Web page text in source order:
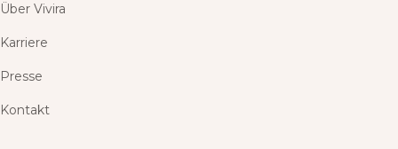
Über Vivira
Karriere
Presse
Kontakt